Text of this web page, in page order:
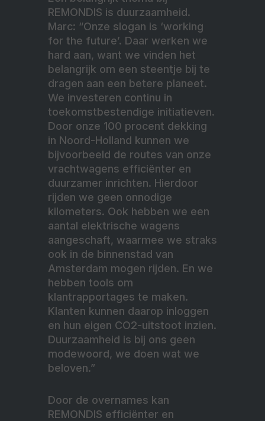
REMONDIS is duurzaamheid.
Marc: “Onze slogan is ‘working
for the future’. Daar werken we
hard aan, want we vinden het
belangrijk om een steentje bij te
dragen aan een betere planeet.
We investeren continu in
toekomstbestendige initiatieven.
Door onze 100 procent dekking
in Noord-Holland kunnen we
bijvoorbeeld de routes van onze
vrachtwagens efficiënter en
duurzamer inrichten. Hierdoor
rijden we geen onnodige
kilometers. Ook hebben we een
aantal elektrische wagens
aangeschaft, waarmee we straks
ook in de binnenstad van
Amsterdam mogen rijden. En we
hebben tools om
klantrapportages te maken.
Klanten kunnen daarop inloggen
en hun eigen CO2-uitstoot inzien.
Duurzaamheid is bij ons geen
modewoord, we doen wat we
beloven.”
Door de overnames kan
REMONDIS efficiënter en